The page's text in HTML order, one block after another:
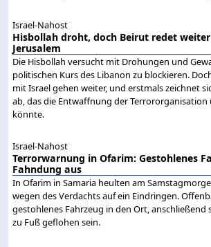
Israel-Nahost
Hisbollah droht, doch Beirut redet
Jerusalem
Die Hisbollah versucht mit Drohungen und
politischen Kurs des Libanon zu blockieren.
mit Israel gehen weiter, und erstmals zeichnet
ab, das die Entwaffnung der
könnte.
Israel-Nahost
Terrorwarnung in Ofarim: Gestohlenes
Fahndung aus
In Ofarim in Samaria heulten am
wegen des Verdachts auf ein Eindringen.
gestohlenes Fahrzeug in den Ort, anschließend
zu Fuß geflohen sein.